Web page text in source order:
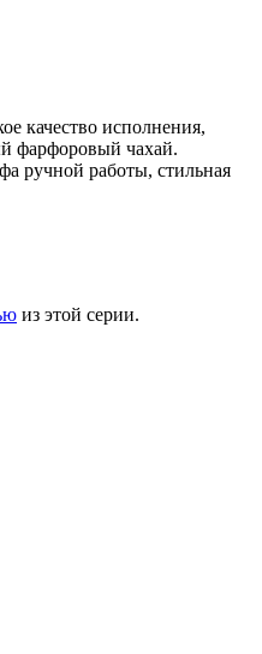
качество исполнения,
фарфоровый чахай.
ручной работы, стильная
из этой серии.